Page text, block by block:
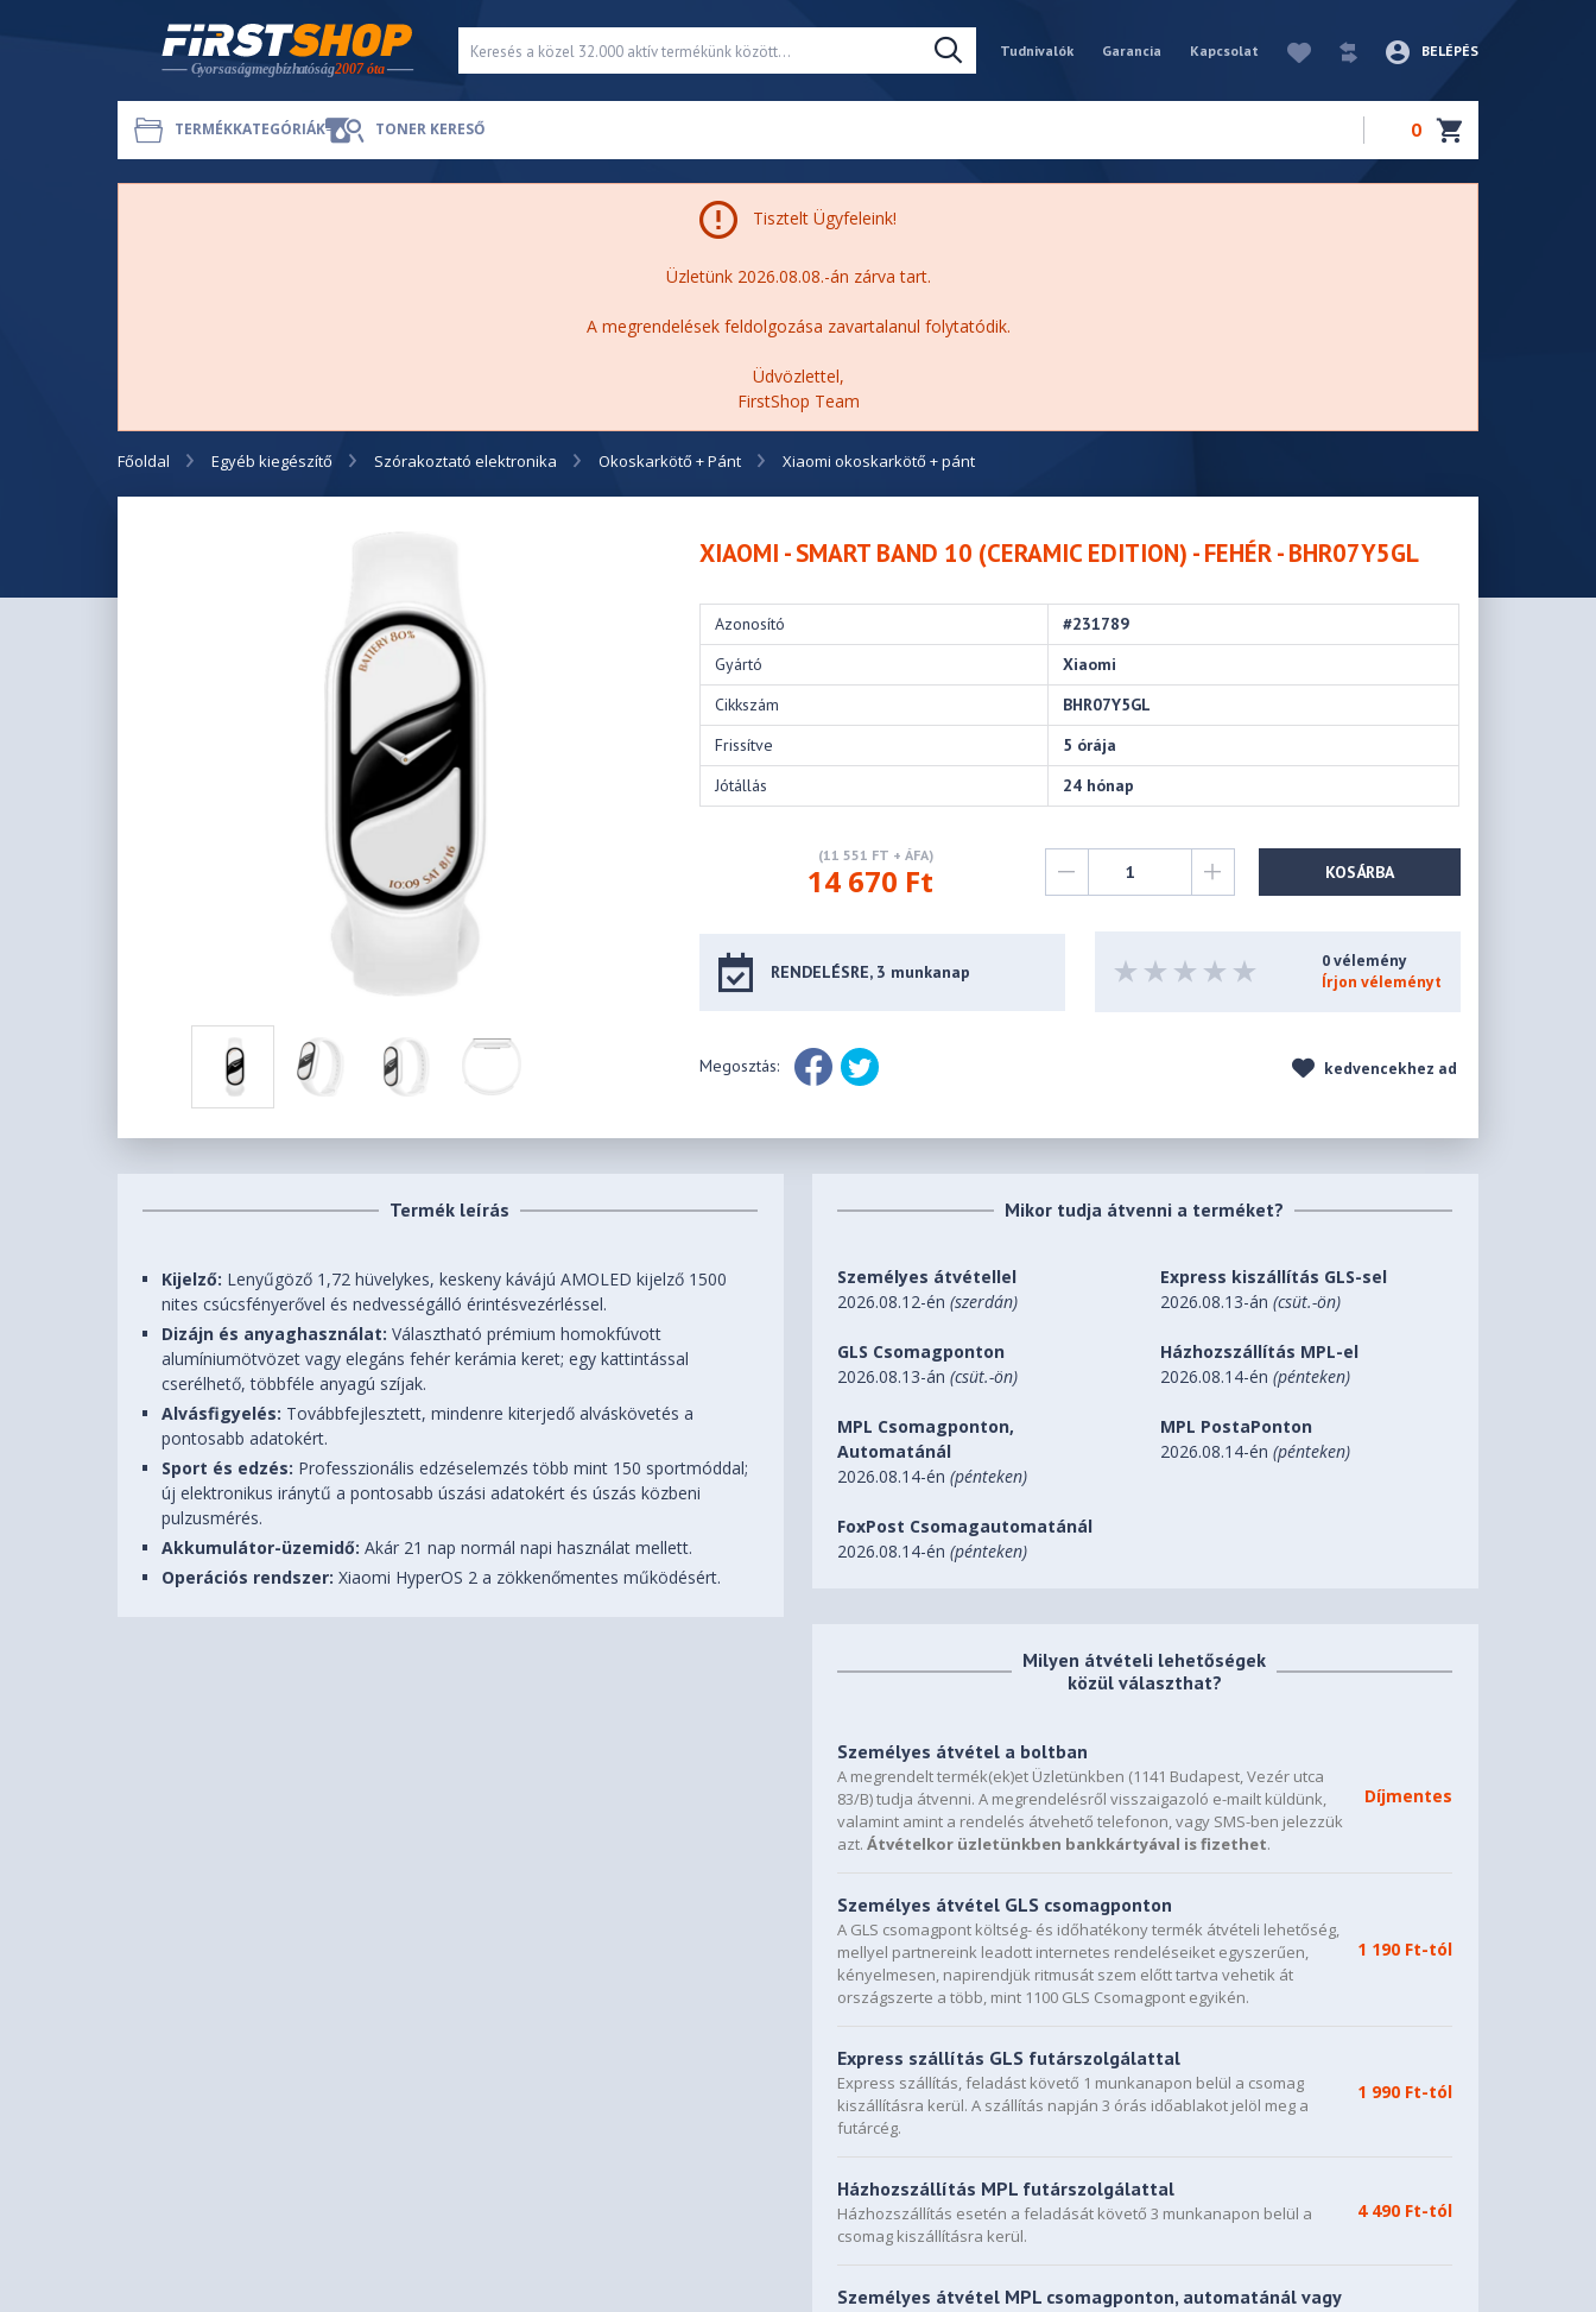
Tudnivalók Garancia Kapcsolat BELÉPÉS
TERMÉKKATEGÓRIÁK TONER KERESŐ 0
Tisztelt Ügyfeleink!
Üzletünk 2026.08.08.-án zárva tart.
A megrendelések feldolgozása zavartalanul folytatódik.
Üdvözlettel,
FirstShop Team
Főoldal Egyéb kiegészítő Szórakoztató elektronika Okoskarkötő + Pánt Xiaomi okoskarkötő + pánt
XIAOMI - SMART BAND 10 (CERAMIC EDITION) - FEHÉR - BHR07Y5GL
Azonosító
#231789
Gyártó
Xiaomi
Cikkszám
BHR07Y5GL
Frissítve
5 órája
Jótállás
24 hónap
(11 551 FT + ÁFA)
14 670 Ft KOSÁRBA
RENDELÉSRE, 3 munkanap
0 vélemény
Írjon véleményt
Megosztás: kedvencekhez ad
Termék leírás
Kijelző: Lenyűgöző 1,72 hüvelykes, keskeny kávájú AMOLED kijelző 1500
nites csúcsfényerővel és nedvességálló érintésvezérléssel.
Dizájn és anyaghasználat: Választható prémium homokfúvott
alumíniumötvözet vagy elegáns fehér kerámia keret; egy kattintással
cserélhető, többféle anyagú szíjak.
Alvásfigyelés: Továbbfejlesztett, mindenre kiterjedő alváskövetés a
pontosabb adatokért.
Sport és edzés: Professzionális edzéselemzés több mint 150 sportmóddal;
új elektronikus iránytű a pontosabb úszási adatokért és úszás közbeni
pulzusmérés.
Akkumulátor-üzemidő: Akár 21 nap normál napi használat mellett.
Operációs rendszer: Xiaomi HyperOS 2 a zökkenőmentes működésért.
Mikor tudja átvenni a terméket?
Személyes átvétellel
2026.08.12-én(szerdán)
Express kiszállítás GLS-sel
2026.08.13-án (csüt.-ön)
GLS Csomagponton
2026.08.13-án(csüt.-ön)
Házhozszállítás MPL-el
2026.08.14-én (pénteken)
MPL Csomagponton,
Automatánál
2026.08.14-én(pénteken)
MPL PostaPonton
2026.08.14-én (pénteken)
FoxPost Csomagautomatánál
2026.08.14-én(pénteken)
Milyen átvételi lehetőségek
közül választhat?
Személyes átvétel a boltban
A megrendelt termék(ek)et Üzletünkben (1141 Budapest, Vezér utca
83/B) tudja átvenni. A megrendelésről visszaigazoló e-mailt küldünk,
valamint amint a rendelés átvehető telefonon, vagy SMS-ben jelezzük
azt.Átvételkor üzletünkben bankkártyával is fizethet.
Díjmentes
Személyes átvétel GLS csomagponton
A GLS csomagpont költség- és időhatékony termék átvételi lehetőség,
mellyel partnereink leadott internetes rendeléseiket egyszerűen,
kényelmesen, napirendjük ritmusát szem előtt tartva vehetik át
országszerte a több, mint 1100 GLS Csomagpont egyikén.
1 190 Ft-tól
Express szállítás GLS futárszolgálattal
Express szállítás, feladást követő 1 munkanapon belül a csomag
kiszállításra kerül. A szállítás napján 3 órás időablakot jelöl meg a
futárcég.
1 990 Ft-tól
Házhozszállítás MPL futárszolgálattal
Házhozszállítás esetén a feladását követő 3 munkanapon belül a
csomag kiszállításra kerül.
4 490 Ft-tól
Személyes átvétel MPL csomagponton, automatánál vagy